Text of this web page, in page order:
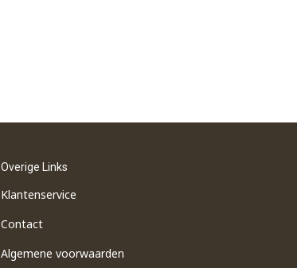
Overige Links
Klantenservice
Contact
Algemene voorwaarden